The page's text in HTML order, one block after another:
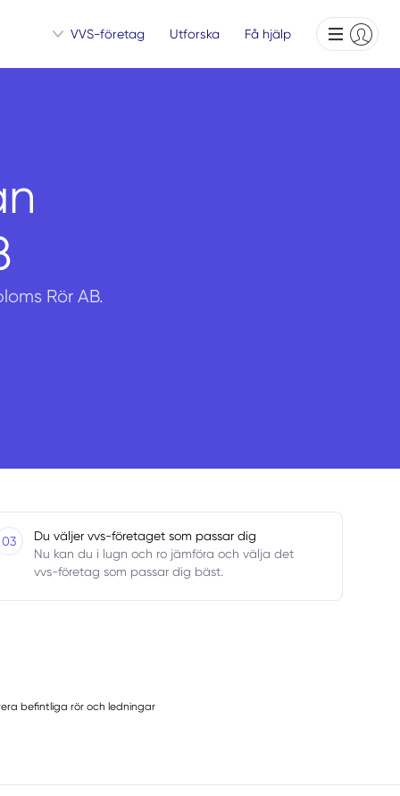
VVS-företag Utforska Få hjälp
Rör AB.
03
Du väljer vvs-företaget som passar dig
Nu kan du i lugn och ro jämföra och välja det
vvs-företag som passar dig bäst.
befintliga rör och ledningar